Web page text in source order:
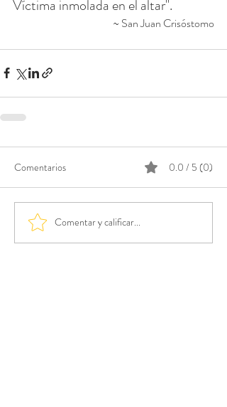
Víctima inmolada en el altar".
~ San Juan Crisóstomo
Comentarios 0.0 / 5 (0)
Comentar y calificar...